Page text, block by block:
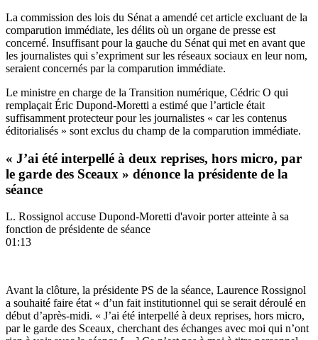
La commission des lois du Sénat a amendé cet article excluant de la
comparution immédiate, les délits où un organe de presse est
concerné. Insuffisant pour la gauche du Sénat qui met en avant que
les journalistes qui s’expriment sur les réseaux sociaux en leur nom,
seraient concernés par la comparution immédiate.
Le ministre en charge de la Transition numérique, Cédric O qui
remplaçait Éric Dupond-Moretti a estimé que l’article était
suffisamment protecteur pour les journalistes « car les contenus
éditorialisés » sont exclus du champ de la comparution immédiate.
« J’ai été interpellé à deux reprises, hors micro, par
le garde des Sceaux » dénonce la présidente de la
séance
L. Rossignol accuse Dupond-Moretti d'avoir porter atteinte à sa
fonction de présidente de séance
01:13
Avant la clôture, la présidente PS de la séance, Laurence Rossignol
a souhaité faire état « d’un fait institutionnel qui se serait déroulé en
début d’après-midi. « J’ai été interpellé à deux reprises, hors micro,
par le garde des Sceaux, cherchant des échanges avec moi qui n’ont